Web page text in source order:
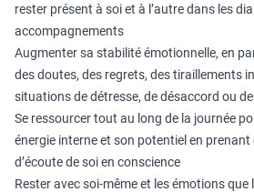
rester présent à soi et à l’autre dans les
accompagnements
Augmenter sa stabilité émotionnelle, en
des doutes, des regrets, des tiraillements
situations de détresse, de désaccord ou
Se ressourcer tout au long de la journée
énergie interne et son potentiel en
d’écoute de soi en conscience
Rester avec soi-même et les émotions que